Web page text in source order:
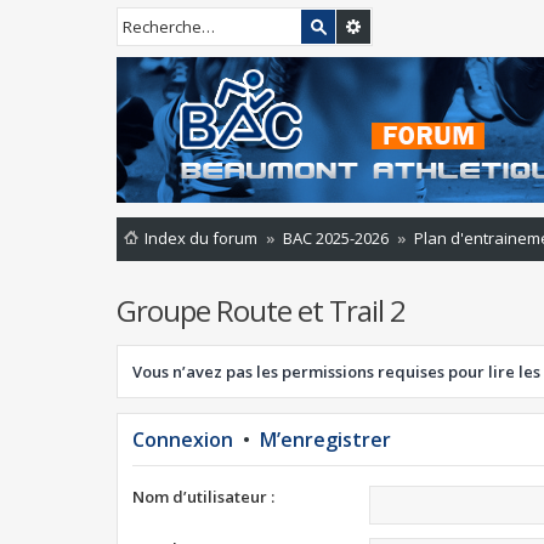
Index du forum BAC 2025-2026 Plan
Groupe Route et Trail 2
Vous n’avez pas les permissions requises pour lire
Connexion • M’enregistrer
Nom d’utilisateur :